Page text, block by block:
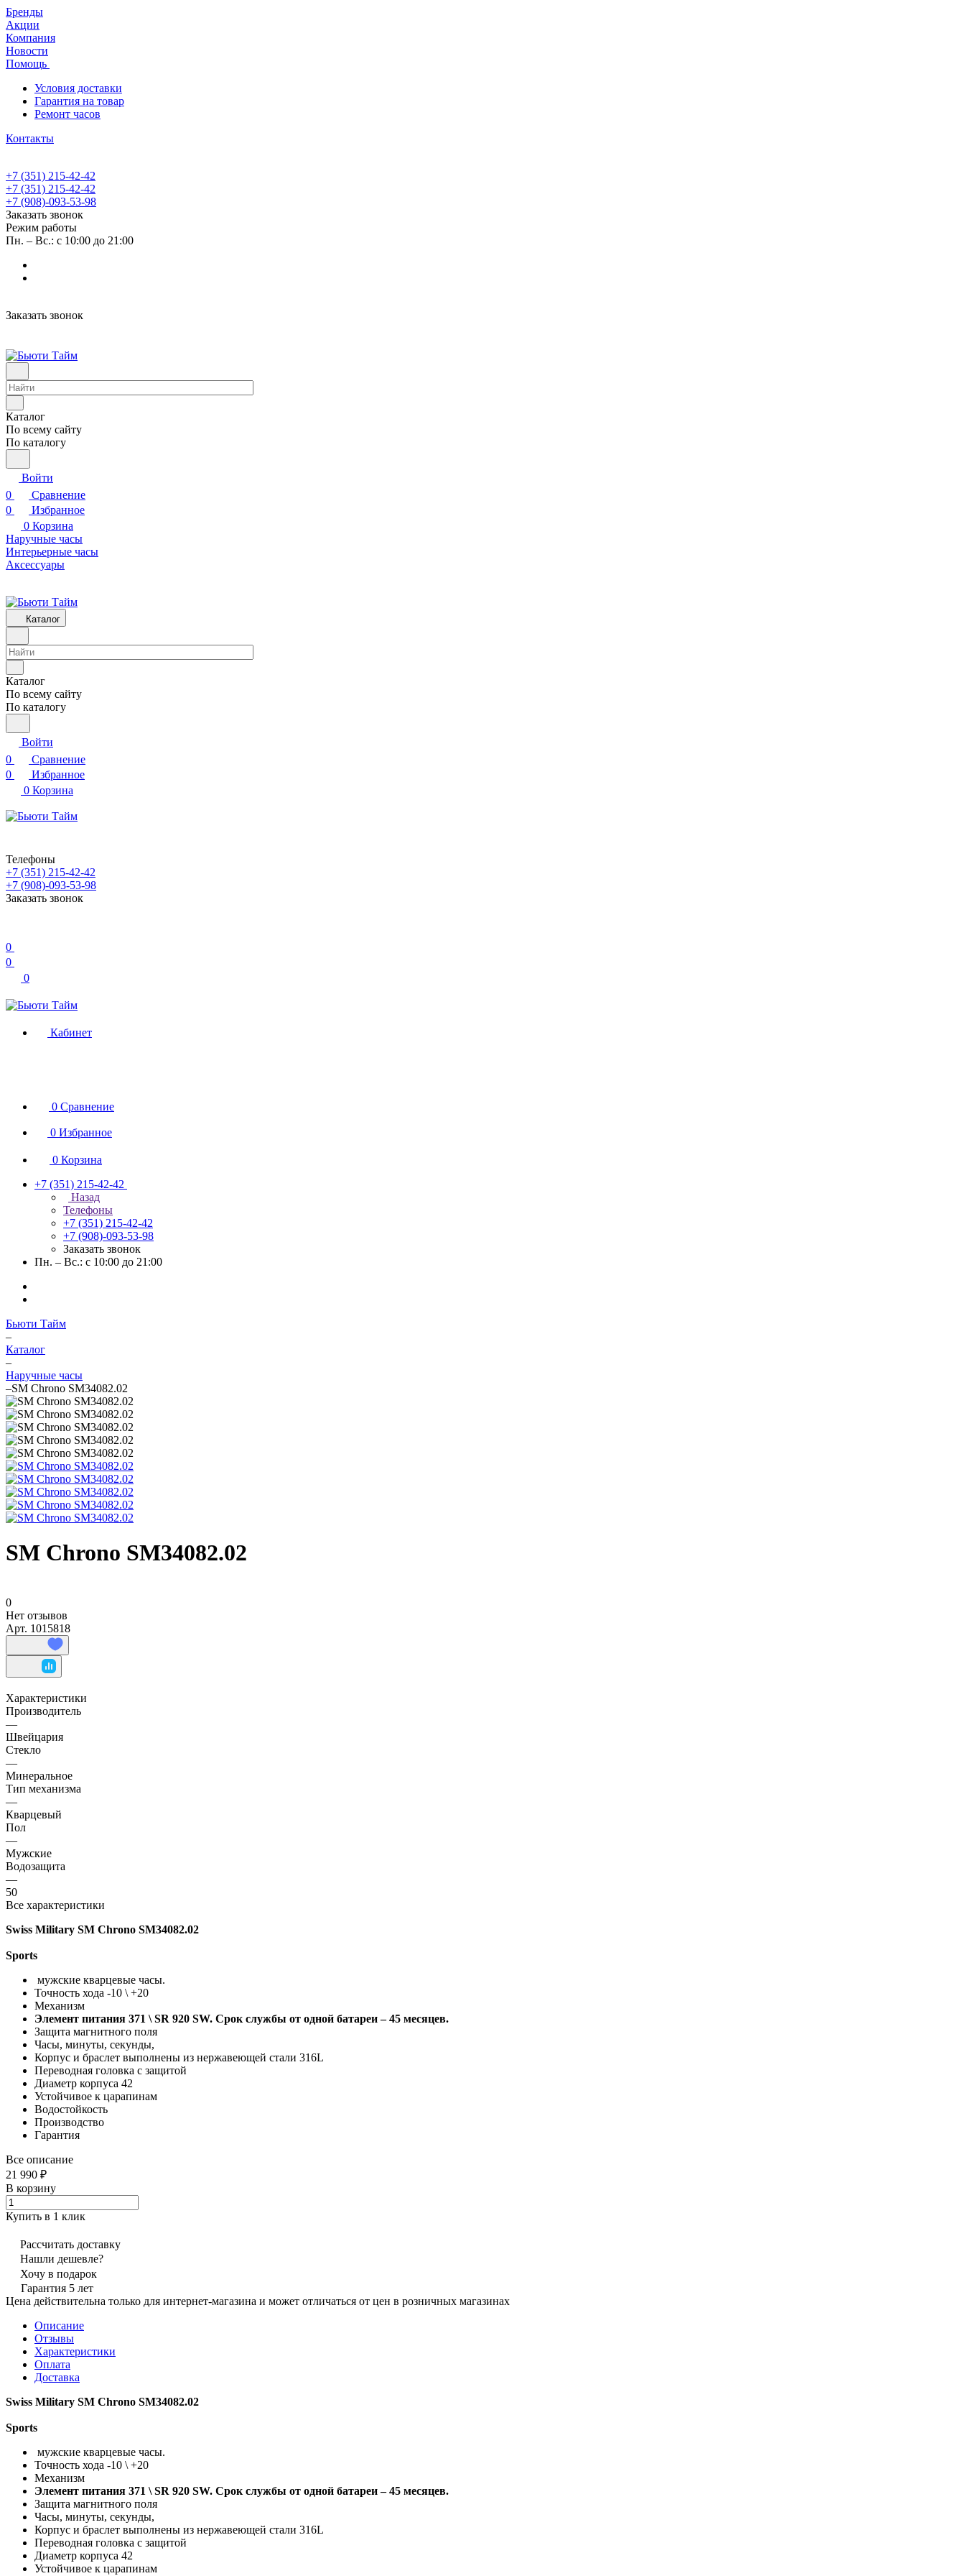
Бренды
Акции
Компания
Новости
Помощь
Условия доставки
Гарантия на товар
Ремонт часов
Контакты
+7 (351) 215-42-42
+7 (351) 215-42-42
+7 (908)-093-53-98
Заказать звонок
Режим работы
Пн. – Вс.: с 10:00 до 21:00
Заказать звонок
Каталог
По всему сайту
По каталогу
Войти
0
Сравнение
0
Избранное
0 Корзина
Наручные часы
Интерьерные часы
Аксессуары
Каталог
Каталог
По всему сайту
По каталогу
Войти
0
Сравнение
0
Избранное
0 Корзина
Телефоны
+7 (351) 215-42-42
+7 (908)-093-53-98
Заказать звонок
0
0
0
Кабинет
0 Сравнение
0 Избранное
0 Корзина
+7 (351) 215-42-42
Назад
Телефоны
+7 (351) 215-42-42
+7 (908)-093-53-98
Заказать звонок
Пн. – Вс.: с 10:00 до 21:00
Бьюти Тайм
–
Каталог
–
Наручные часы
–SM Chrono SM34082.02
SM Chrono SM34082.02
0
Нет отзывов
Арт. 1015818
Характеристики
Производитель
—
Швейцария
Стекло
—
Минеральное
Тип механизма
—
Кварцевый
Пол
—
Мужские
Водозащита
—
50
Все характеристики
Swiss Military SM Chrono SM34082.02
Sports
мужские кварцевые часы.
Точность хода -10 \ +20
Механизм
Элемент питания 371 \ SR 920 SW. Срок службы от одной батареи – 45 месяцев.
Защита магнитного поля
Часы, минуты, секунды,
Корпус и браслет выполнены из нержавеющей стали 316L
Переводная головка с защитой
Диаметр корпуса 42
Устойчивое к царапинам
Водостойкость
Производство
Гарантия
Все описание
21 990 ₽
В корзину
Купить в 1 клик
Рассчитать доставку
Нашли дешевле?
Хочу в подарок
Гарантия 5 лет
Цена действительна только для интернет-магазина и может отличаться от цен в розничных магазинах
Описание
Отзывы
Характеристики
Оплата
Доставка
Swiss Military SM Chrono SM34082.02
Sports
мужские кварцевые часы.
Точность хода -10 \ +20
Механизм
Элемент питания 371 \ SR 920 SW. Срок службы от одной батареи – 45 месяцев.
Защита магнитного поля
Часы, минуты, секунды,
Корпус и браслет выполнены из нержавеющей стали 316L
Переводная головка с защитой
Диаметр корпуса 42
Устойчивое к царапинам